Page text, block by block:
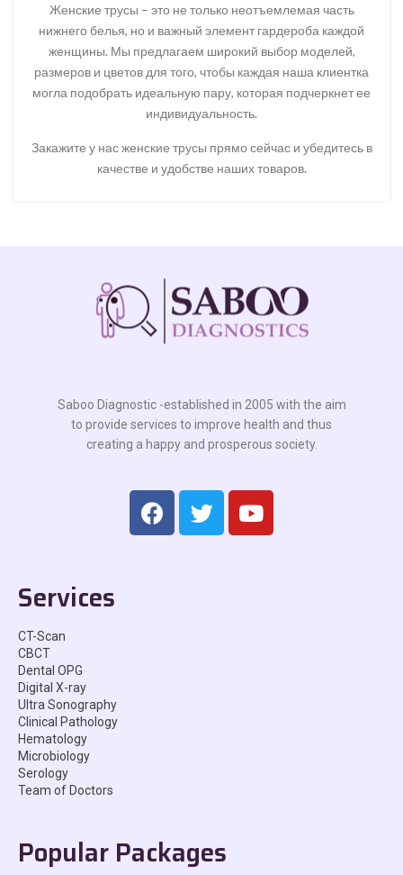
Женские трусы – это не только неотъемлемая часть
нижнего белья, но и важный элемент гардероба каждой
женщины. Мы предлагаем широкий выбор моделей,
размеров и цветов для того, чтобы каждая наша клиентка
могла подобрать идеальную пару, которая подчеркнет ее
индивидуальность.
Закажите у нас женские трусы прямо сейчас и убедитесь в
качестве и удобстве наших товаров.
Saboo Diagnostic -established in 2005 with the aim
to provide services to improve health and thus
creating a happy and prosperous society.
Services
CT-Scan
CBCT
Dental OPG
Digital X-ray
Ultra Sonography
Clinical Pathology
Hematology
Microbiology
Serology
Team of Doctors
Popular Packages